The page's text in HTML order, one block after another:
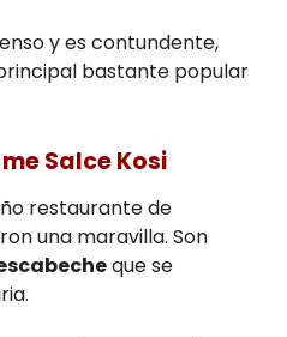
y es contundente,
bastante popular
Salce Kosi
restaurante de
una maravilla. Son
que se